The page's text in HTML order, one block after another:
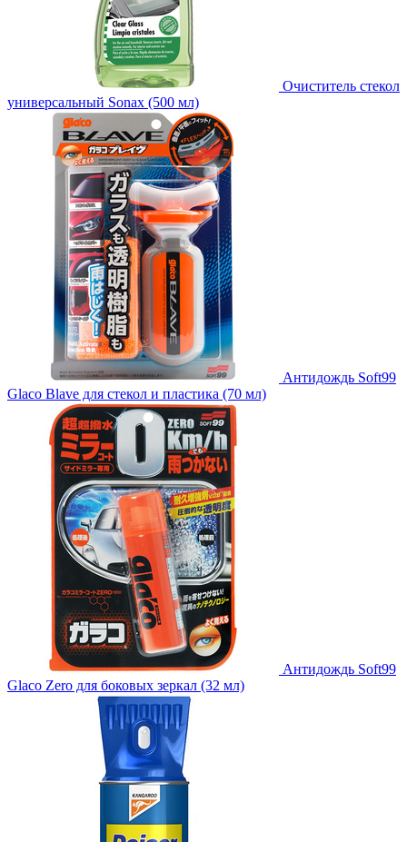
Очиститель стекол
универсальный Sonax (500 мл)
Антидождь Soft99
Glaco Blave для стекол и пластика (70 мл)
Антидождь Soft99
Glaco Zero для боковых зеркал (32 мл)